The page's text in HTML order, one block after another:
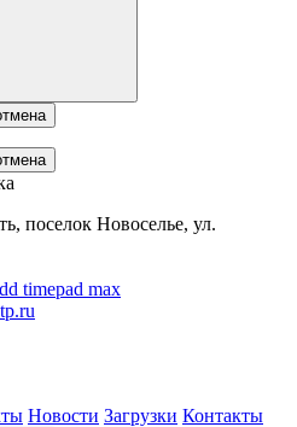
поселок Новоселье, ул.
timepad max
Новости Загрузки Контакты